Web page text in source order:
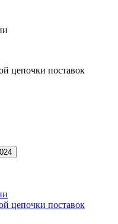
цепочки поставок
цепочки поставок